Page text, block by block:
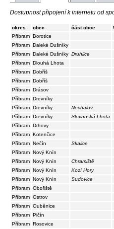
Dostupnost připojení k internetu od
okres obec část obce
Příbram Borotice
Příbram Daleké Dušníky
Příbram Daleké Dušníky Druhlice
Příbram Dlouhá Lhota
Příbram Dobříš
Příbram Dobříš
Příbram Drásov
Příbram Drevníky
Příbram Drevníky Nechalov
Příbram Drevníky Slovanská Lhota
Příbram Drhovy
Příbram Kotenčice
Příbram Nečín Skalice
Příbram Nový Knín
Příbram Nový Knín Chramiště
Příbram Nový Knín Kozí Hory
Příbram Nový Knín Sudovice
Příbram Obořiště
Příbram Ostrov
Příbram Ouběnice
Příbram Pičín
Příbram Rosovice